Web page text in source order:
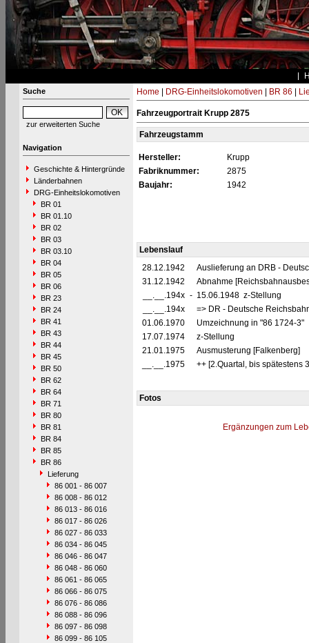
Suche
zur erweiterten Suche
Navigation
Geschichte & Hintergründe
Länderbahnen
DRG-Einheitslokomotiven
BR 01
BR 01.10
BR 02
BR 03
BR 03.10
BR 04
BR 05
BR 06
BR 23
BR 24
BR 41
BR 43
BR 44
BR 45
BR 50
BR 62
BR 64
BR 71
BR 80
BR 81
BR 84
BR 85
BR 86
Lieferung
86 001 - 86 007
86 008 - 86 012
86 013 - 86 016
86 017 - 86 026
86 027 - 86 033
86 034 - 86 045
86 046 - 86 047
86 048 - 86 060
86 061 - 86 065
86 066 - 86 075
86 076 - 86 086
86 088 - 86 096
86 097 - 86 098
86 099 - 86 105
Home DRG-Einheitslokomotiven BR 86
Fahrzeugportrait Krupp 2875
Fahrzeugstamm
Hersteller:
Krupp
Fabriknummer:
2875
Baujahr:
1942
Lebenslauf
28.12.1942
Auslieferung an DRB -
31.12.1942
Abnahme
__.__.194x - 15.06.1948 z-Stellung
__.__.194x
=> DR - Deutsche
01.06.1970
Umzeichnung in "86 1724-3"
17.07.1974
z-Stellung
21.01.1975
Ausmusterung [Falkenberg]
__.__.1975
++ [2.Quartal, bis spätestens
Fotos
Ergänzungen zum